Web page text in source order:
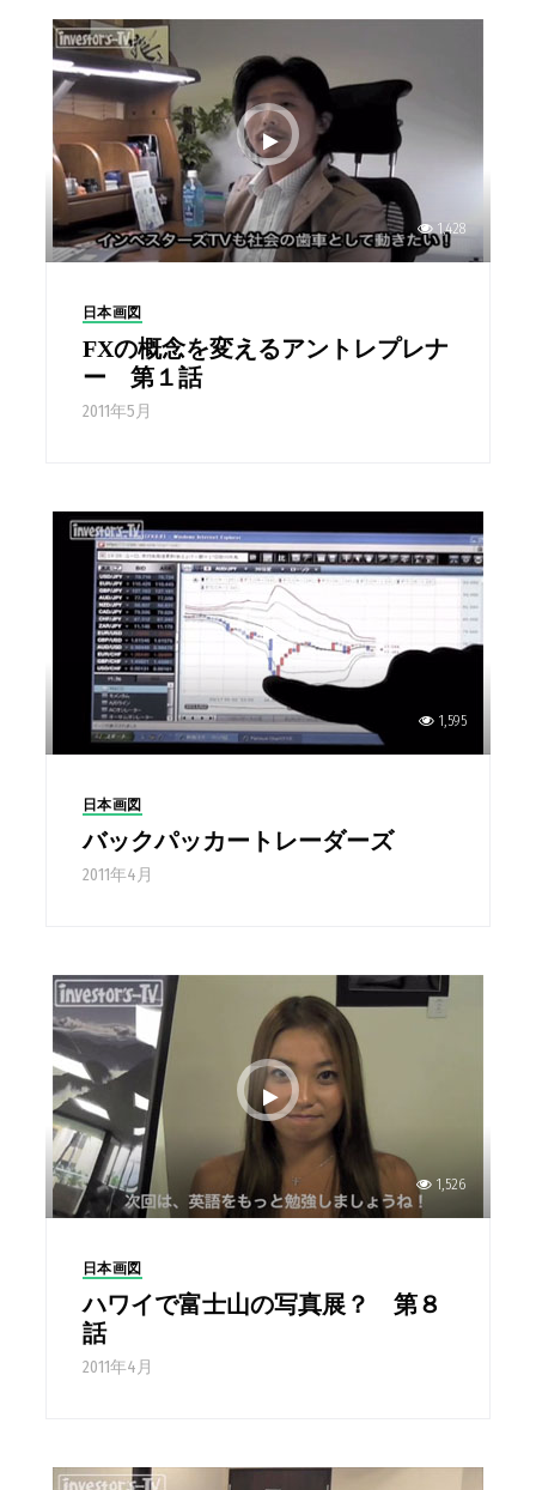
1,428
日本画図
FXの概念を変えるアントレプレナ
ー 第１話
2011年5月
1,595
日本画図
バックパッカートレーダーズ
2011年4月
1,526
日本画図
ハワイで富士山の写真展？ 第８
話
2011年4月